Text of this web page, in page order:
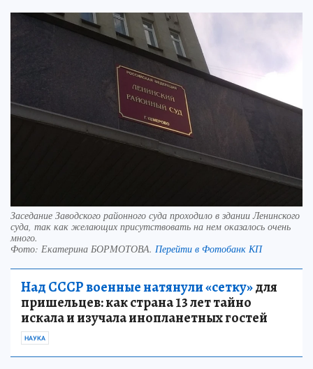
Заседание Заводского районного суда проходило в здании Ленинского
суда, так как желающих присутствовать на нем оказалось очень
много.
Фото: Екатерина БОРМОТОВА. Перейти в Фотобанк КП
Над СССР военные натянули «сетку»для
пришельцев: как страна 13 лет тайно
искала и изучала инопланетных гостей
НАУКА